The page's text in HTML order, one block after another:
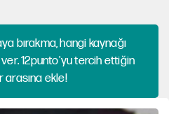
bırakma, hangi kaynağı
12punto'yu tercih ettiğin
arasına ekle!